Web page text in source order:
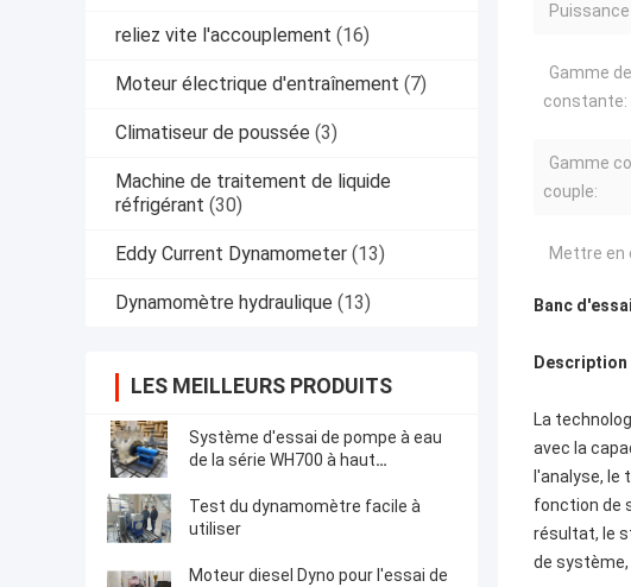
reliez vite l'accouplement (16)
Moteur électrique d'entraînement (7)
Climatiseur de poussée (3)
Machine de traitement de liquide
réfrigérant (30)
Eddy Current Dynamometer (13)
Dynamomètre hydraulique (13)
LES MEILLEURS PRODUITS
Système d'essai de pompe à eau
de la série WH700 à haut
Test du dynamomètre facile à
utiliser
Moteur diesel Dyno pour l'essai de
Gamme
constante:
Gamme
couple:
Mettre en
Banc
La
avec la
l'analyse, le
fonction de
résultat, le
de